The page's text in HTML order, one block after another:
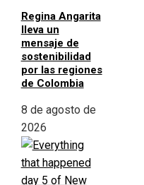
Regina Angarita
lleva un
mensaje de
sostenibilidad
por las regiones
de Colombia
8 de agosto de
2026